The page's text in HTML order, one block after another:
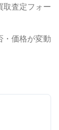
取査定フォー
・価格が変動